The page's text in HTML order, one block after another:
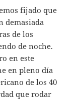
fijado que
demasiada
de los
de noche.
en este
en pleno día
de los 40
que rodar